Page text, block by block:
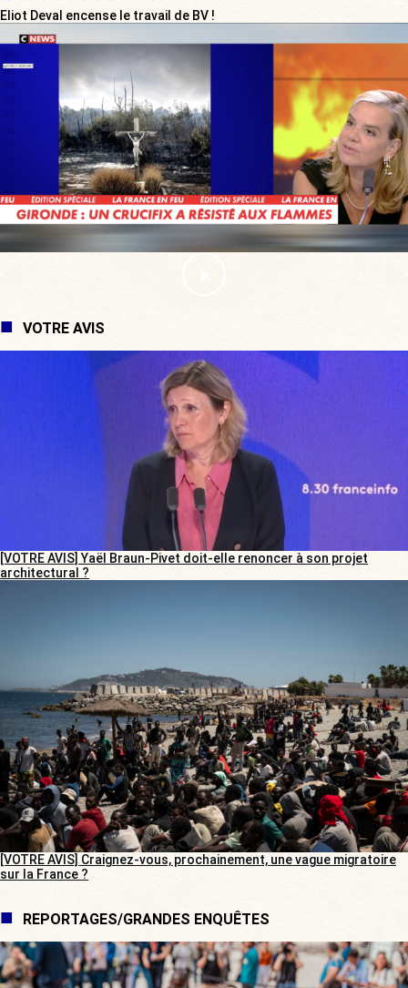
Eliot Deval encense le travail de BV !
VOTRE AVIS
[VOTRE AVIS] Yaël Braun-Pivet doit-elle renoncer à son projet
architectural ?
[VOTRE AVIS] Craignez-vous, prochainement, une vague migratoire
sur la France ?
REPORTAGES/GRANDES ENQUÊTES